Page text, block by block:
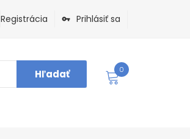
Registrácia Prihlásiť sa
0
Hľadať